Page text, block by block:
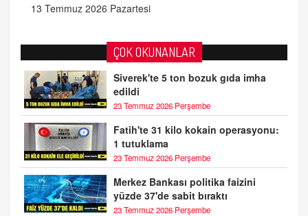
13 Temmuz 2026 Pazartesi
ÇOK OKUNANLAR
Siverek'te 5 ton bozuk gıda imha
edildi
23 Temmuz 2026 Perşembe
Fatih'te 31 kilo kokain operasyonu:
1 tutuklama
23 Temmuz 2026 Perşembe
Merkez Bankası politika faizini
yüzde 37'de sabit bıraktı
23 Temmuz 2026 Perşembe